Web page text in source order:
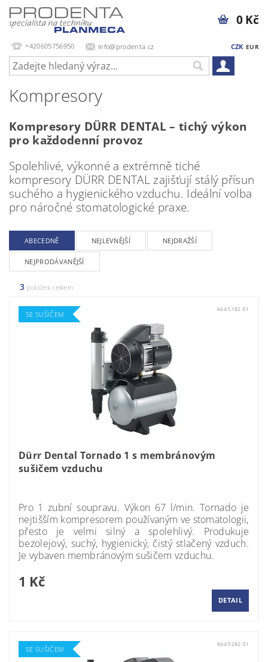
+420605756950 info@prodenta.cz CZK EUR
0 Kč
Kompresory
Kompresory DÜRR DENTAL – tichý výkon
pro každodenní provoz
Spolehlivé, výkonné a extrémně tiché
kompresory DÜRR DENTAL zajišťují stálý přísun
suchého a hygienického vzduchu. Ideální volba
pro náročné stomatologické praxe.
ABECEDNĚ NEJLEVNĚJŠÍ NEJDRAŽŠÍ
NEJPRODÁVANĚJŠÍ
3 položek celkem
SE SUŠIČEM
Kód:5182-01
Dürr Dental Tornado 1 s membránovým
sušičem vzduchu
Pro 1 zubní soupravu. Výkon 67 l/min. Tornado je
nejtišším kompresorem používaným ve stomatologii,
přesto je velmi silný a spolehlivý. Produkuje
bezolejový, suchý, hygienický, čistý stlačený vzduch.
Je vybaven membránovým sušičem vzduchu.
1 Kč
DETAIL
SE SUŠIČEM
Kód:5282-01